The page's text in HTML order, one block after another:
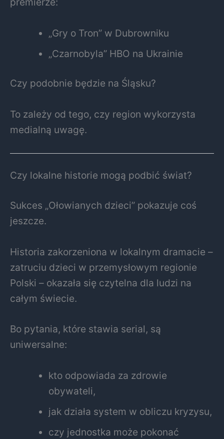
„Gry o Tron” w Dubrowniku
„Czarnobyla” HBO na Ukrainie
Czy podobnie będzie na Śląsku?
To zależy od tego, czy region wykorzysta
medialną uwagę.
Czy lokalne historie mogą podbić świat?
Sukces „Ołowianych dzieci” pokazuje coś
jeszcze.
Historia zakorzeniona w lokalnym dramacie –
zatruciu dzieci w przemysłowym regionie
Polski – okazała się czytelna dla ludzi na
całym świecie.
Bo pytania, które stawia serial, są
uniwersalne:
kto odpowiada za zdrowie
obywateli,
jak działa system w obliczu kryzysu,
czy jednostka może pokonać